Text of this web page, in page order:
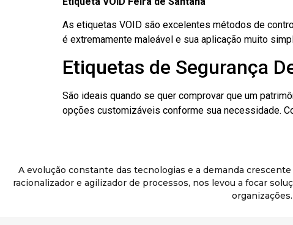
As etiquetas VOID são excelentes métodos de
é extremamente maleável e sua aplicação muito
Etiquetas de Segurança
São ideais quando se quer comprovar que um
opções customizáveis conforme sua necessidade.
A evolução constante das tecnologias e a demanda
racionalizador e agilizador de processos, nos levou a focar
organizações.